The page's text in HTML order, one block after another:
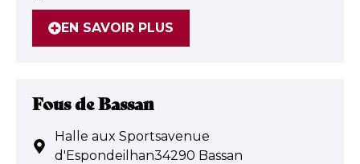
EN SAVOIR PLUS
Fous de Bassan
Halle aux Sportsavenue
d'Espondeilhan34290 Bassan